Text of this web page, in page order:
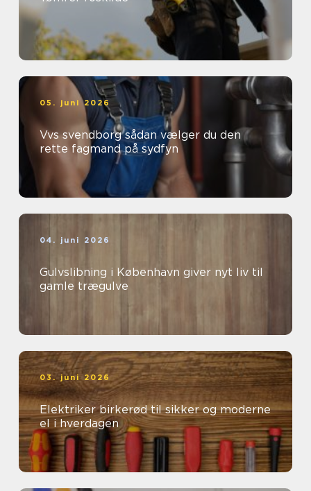
05. juni 2026
Vvs svendborg sådan vælger du den
rette fagmand på sydfyn
04. juni 2026
Gulvslibning i København giver nyt liv til
gamle trægulve
03. juni 2026
Elektriker birkerød til sikker og moderne
el i hverdagen